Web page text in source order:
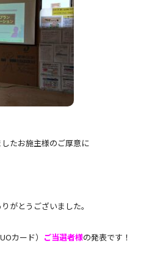
たお施主様のご厚意に
がとうございました。
カード） ご当選者様の発表です！